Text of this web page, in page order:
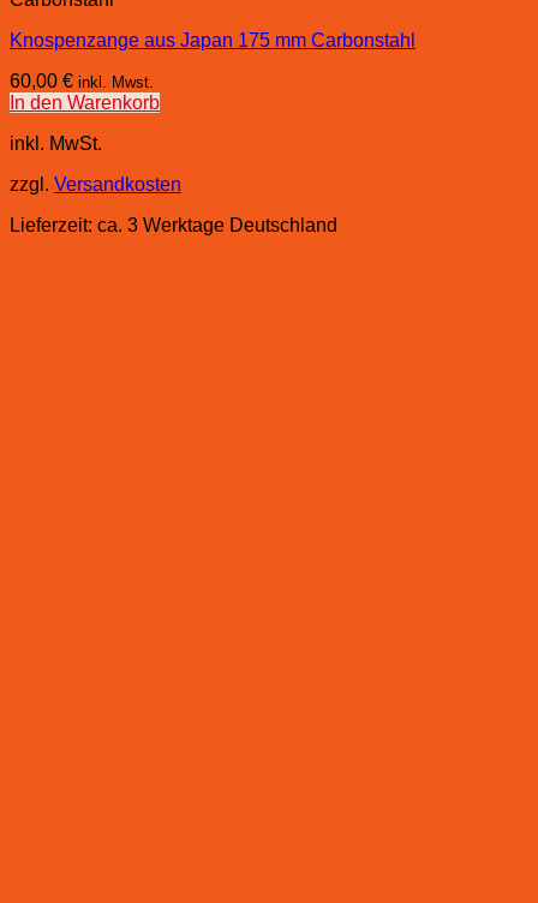
Knospenzange aus Japan 175 mm Carbonstahl
60,00 € inkl. Mwst.
In den Warenkorb
inkl. MwSt.
zzgl. Versandkosten
Lieferzeit: ca. 3 Werktage Deutschland